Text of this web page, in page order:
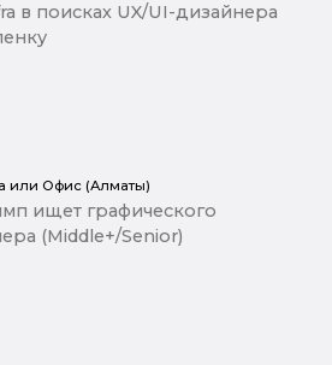
в поисках UX/UI-дизайнера
или Офис (Алматы)
ищет графического
(Middle+/Senior)